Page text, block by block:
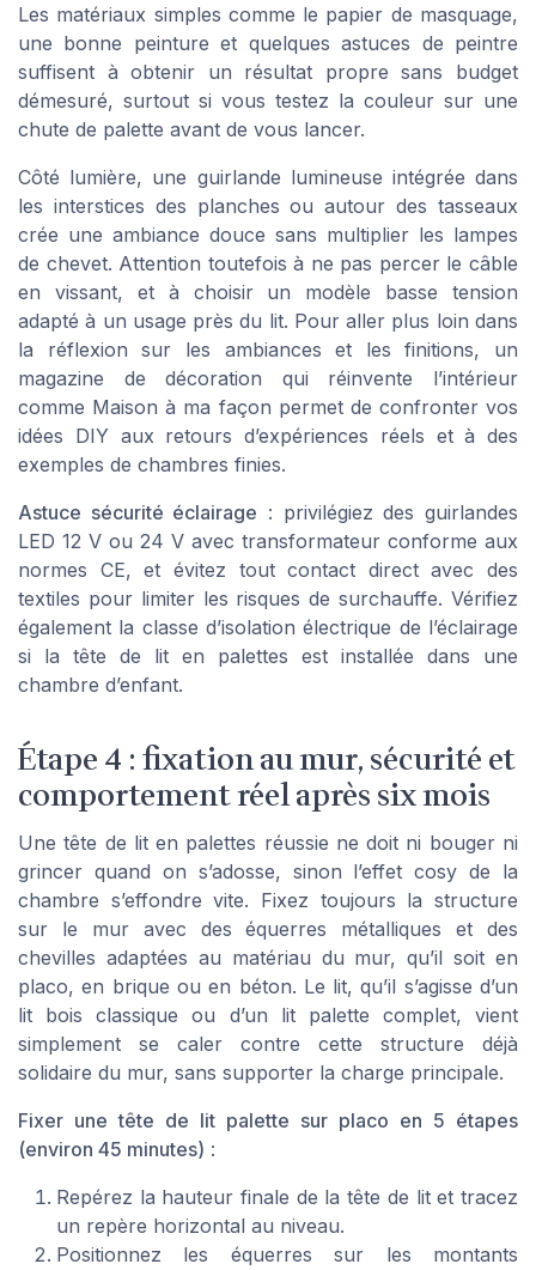
Les matériaux simples comme le papier de masquage,
une bonne peinture et quelques astuces de peintre
suffisent à obtenir un résultat propre sans budget
démesuré, surtout si vous testez la couleur sur une
chute de palette avant de vous lancer.
Côté lumière, une guirlande lumineuse intégrée dans
les interstices des planches ou autour des tasseaux
crée une ambiance douce sans multiplier les lampes
de chevet. Attention toutefois à ne pas percer le câble
en vissant, et à choisir un modèle basse tension
adapté à un usage près du lit. Pour aller plus loin dans
la réflexion sur les ambiances et les finitions, un
magazine de décoration qui réinvente l’intérieur
comme Maison à ma façon permet de confronter vos
idées DIY aux retours d’expériences réels et à des
exemples de chambres finies.
Astuce sécurité éclairage : privilégiez des guirlandes
LED 12 V ou 24 V avec transformateur conforme aux
normes CE, et évitez tout contact direct avec des
textiles pour limiter les risques de surchauffe. Vérifiez
également la classe d’isolation électrique de l’éclairage
si la tête de lit en palettes est installée dans une
chambre d’enfant.
Étape 4 : fixation au mur, sécurité et
comportement réel après six mois
Une tête de lit en palettes réussie ne doit ni bouger ni
grincer quand on s’adosse, sinon l’effet cosy de la
chambre s’effondre vite. Fixez toujours la structure
sur le mur avec des équerres métalliques et des
chevilles adaptées au matériau du mur, qu’il soit en
placo, en brique ou en béton. Le lit, qu’il s’agisse d’un
lit bois classique ou d’un lit palette complet, vient
simplement se caler contre cette structure déjà
solidaire du mur, sans supporter la charge principale.
Fixer une tête de lit palette sur placo en 5 étapes
(environ 45 minutes) :
Repérez la hauteur finale de la tête de lit et tracez
un repère horizontal au niveau.
Positionnez les équerres sur les montants